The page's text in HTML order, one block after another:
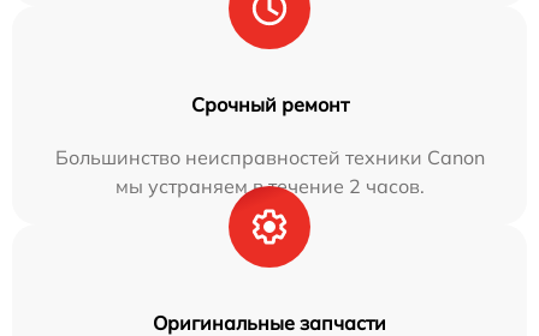
Срочный ремонт
Большинство неисправностей техники Canon
мы устраняем в течение 2 часов.
Оригинальные запчасти